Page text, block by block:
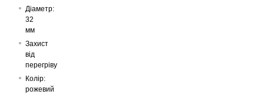
Діаметр:
32
мм
Захист
від
перегріву
Колір:
рожевий